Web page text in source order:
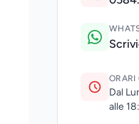
ORARI
Dal
alle